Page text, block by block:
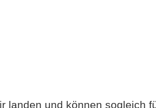
landen und können sogleich